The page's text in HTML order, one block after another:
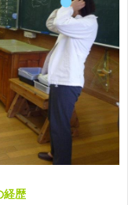
経歴